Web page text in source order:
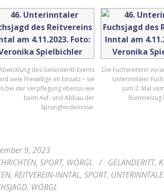
des Geländeritt-Events
viele Freiwillige im Einsatz – sie
bei der Verpflegung ebenso wie
beim Auf- und Abbau der
Sprunghindernisse.
Die Fuchsreiterin
Unterinntaler
zum 2. Mal
9, 2023
, SPORT, WÖRGL / GELÄNDERITT,
, REITVEREIN-INNTAL, SPORT,
, WÖRGL